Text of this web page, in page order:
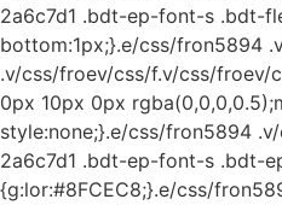
2a6c7d1 .bdt-ep-font-s .bdt-
bottom:1px;}.e/css/fron5894
.v/css/froev/css/f.v/css/froev/
0px 10px 0px
style:none;}.e/css/fron5894
2a6c7d1 .bdt-ep-font-s .bdt-
{g:lor:#8FCEC8;}.e/css/